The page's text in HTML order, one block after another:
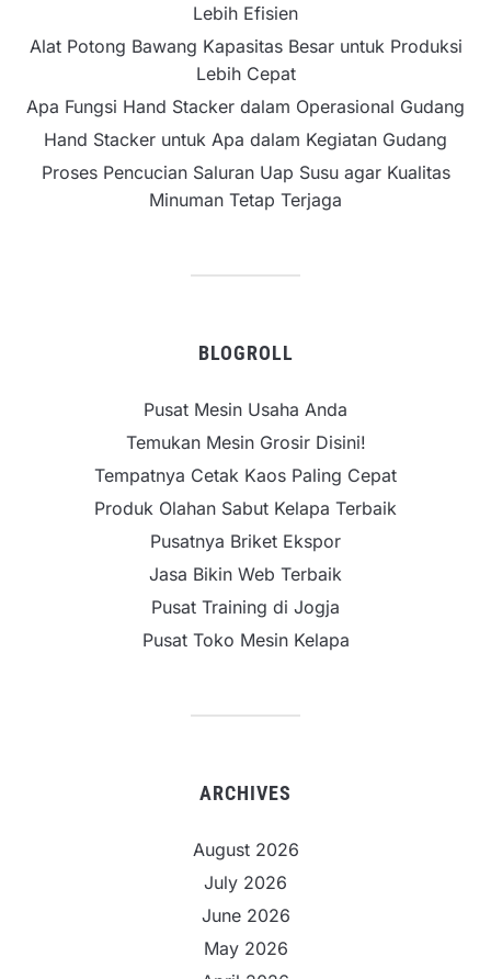
Lebih Efisien
Alat Potong Bawang Kapasitas Besar untuk Produksi
Lebih Cepat
Apa Fungsi Hand Stacker dalam Operasional Gudang
Hand Stacker untuk Apa dalam Kegiatan Gudang
Proses Pencucian Saluran Uap Susu agar Kualitas
Minuman Tetap Terjaga
BLOGROLL
Pusat Mesin Usaha Anda
Temukan Mesin Grosir Disini!
Tempatnya Cetak Kaos Paling Cepat
Produk Olahan Sabut Kelapa Terbaik
Pusatnya Briket Ekspor
Jasa Bikin Web Terbaik
Pusat Training di Jogja
Pusat Toko Mesin Kelapa
ARCHIVES
August 2026
July 2026
June 2026
May 2026